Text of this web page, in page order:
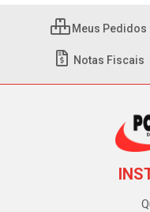
Meus Pedidos
Notas Fiscais